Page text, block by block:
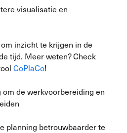
visualisatie en
inzicht te krijgen in de
tijd. Meer weten? Check
CoPlaCo!
de werkvoorbereiding en
planning betrouwbaarder te